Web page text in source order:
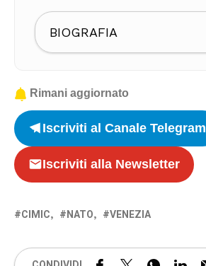
BIOGRAFIA
Rimani aggiornato
Iscriviti al Canale Telegram
Iscriviti alla Newsletter
CIMIC NATO VENEZIA